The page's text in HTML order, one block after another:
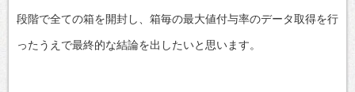
段階で全ての箱を開封し、箱毎の最大値付与率のデータ取得を行
ったうえで最終的な結論を出したいと思います。